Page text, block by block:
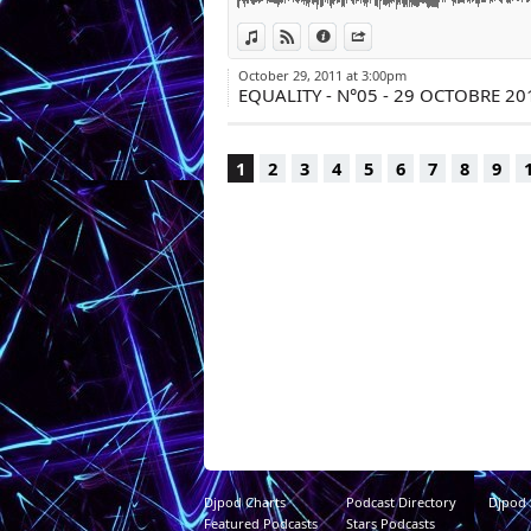
View in iTunes
View on Djpod
Information
October 29, 2011 at 3:00pm
EQUALITY - N°05 - 29 OCTOBRE
1 2 3 4 5 6 7 8 9
Djpod Charts Podcast Directory
Djpod
Featured Podcasts
Stars Podcasts